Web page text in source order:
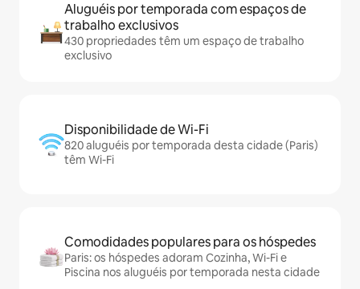
Aluguéis por temporada com espaços de
trabalho exclusivos
430 propriedades têm um espaço de trabalho
exclusivo
Disponibilidade de Wi-Fi
820 aluguéis por temporada desta cidade (Paris)
têm Wi-Fi
Comodidades populares para os hóspedes
Paris: os hóspedes adoram Cozinha, Wi-Fi e
Piscina nos aluguéis por temporada nesta cidade